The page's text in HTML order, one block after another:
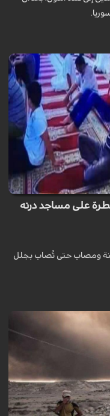
على مساجد درنه
ومصاب حتى تُصاب بجلل